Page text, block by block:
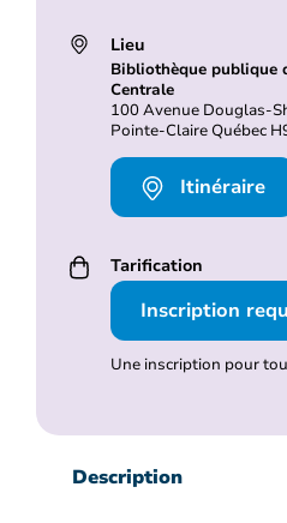
Lieu
Bibliothèque publique
Centrale
100 Avenue Douglas-
Pointe-Claire Québec
Itinéraire
Tarification
Inscription
Une inscription pour
Description